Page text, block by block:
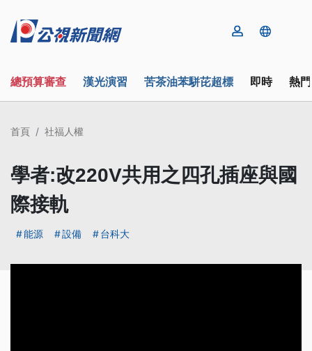
總預算審查 漢光演習 苦茶油苯駢芘超標 即時 熱
首頁 社福人權
學者:改220V共用之四孔插座與國
際接軌
能源 設備 台科大